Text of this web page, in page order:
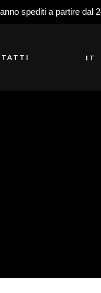
spediti a partire dal
IT